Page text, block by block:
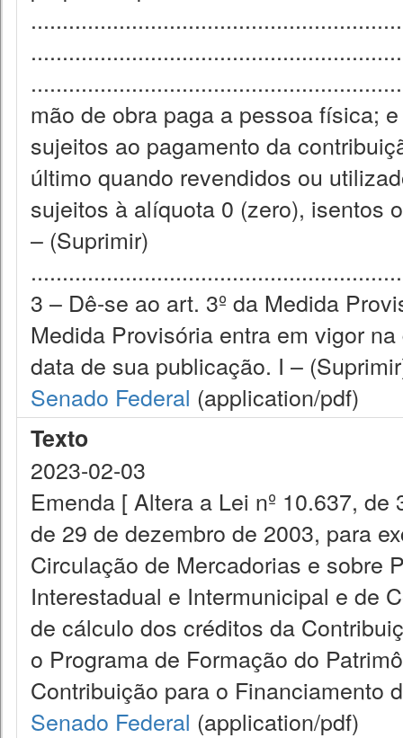
mão de obra paga a pessoa física;
sujeitos ao pagamento da
último quando revendidos ou
sujeitos à alíquota 0 (zero), isentos
– (Suprimir)
3 – Dê-se ao art. 3º da Medida
Medida Provisória entra em vigor
data de sua publicação. I –
Senado Federal (application/pdf)
Texto
2023-02-03
Emenda [ Altera a Lei nº 10.637,
de 29 de dezembro de 2003, para
Circulação de Mercadorias e sobre
Interestadual e Intermunicipal e de
de cálculo dos créditos da
o Programa de Formação do
Contribuição para o Financiamento
Senado Federal (application/pdf)